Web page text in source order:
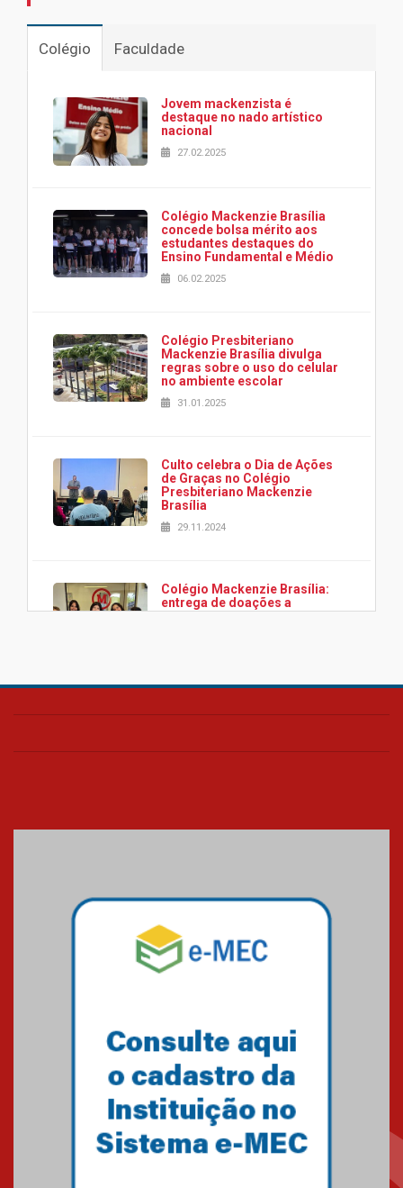
Colégio Faculdade
Jovem mackenzista é
destaque no nado artístico
nacional
27.02.2025
Colégio Mackenzie Brasília
concede bolsa mérito aos
estudantes destaques do
Ensino Fundamental e Médio
06.02.2025
Colégio Presbiteriano
Mackenzie Brasília divulga
regras sobre o uso do celular
no ambiente escolar
31.01.2025
Culto celebra o Dia de Ações
de Graças no Colégio
Presbiteriano Mackenzie
Brasília
29.11.2024
Colégio Mackenzie Brasília:
entrega de doações a
associação Viver da Cidade
Colégio Presbiteriano
os funcionários
07.11.2024
Equipe de saltos ornamentais
do Mackenzie Brasília
Gravação do projeto “Mais de
31 mil vozes com a Palavra” é
realizado no Colégio
Mackenzie Brasília
25.10.2024